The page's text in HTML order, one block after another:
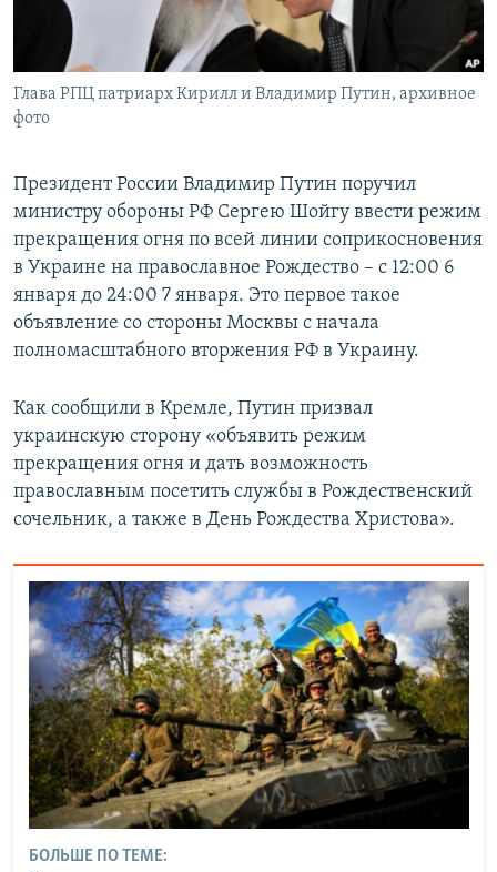
ПОБЕДИТЕЛЕЙ НЕ СУДЯТ?
КРЫМ.НЕПОКОРЕННЫЙ
ELIFBE
ПРИСОЕДИНЯЙТЕСЬ!
Глава РПЦ патриарх Кирилл и Владимир Путин, архивное
фото
Президент России Владимир Путин поручил
министру обороны РФ Сергею Шойгу ввести режим
прекращения огня по всей линии соприкосновения
в Украине на православное Рождество – с 12:00 6
января до 24:00 7 января. Это первое такое
объявление со стороны Москвы с начала
полномасштабного вторжения РФ в Украину.
Как сообщили в Кремле, Путин призвал
украинскую сторону «объявить режим
прекращения огня и дать возможность
православным посетить службы в Рождественский
сочельник, а также в День Рождества Христова».
БОЛЬШЕ ПО ТЕМЕ: